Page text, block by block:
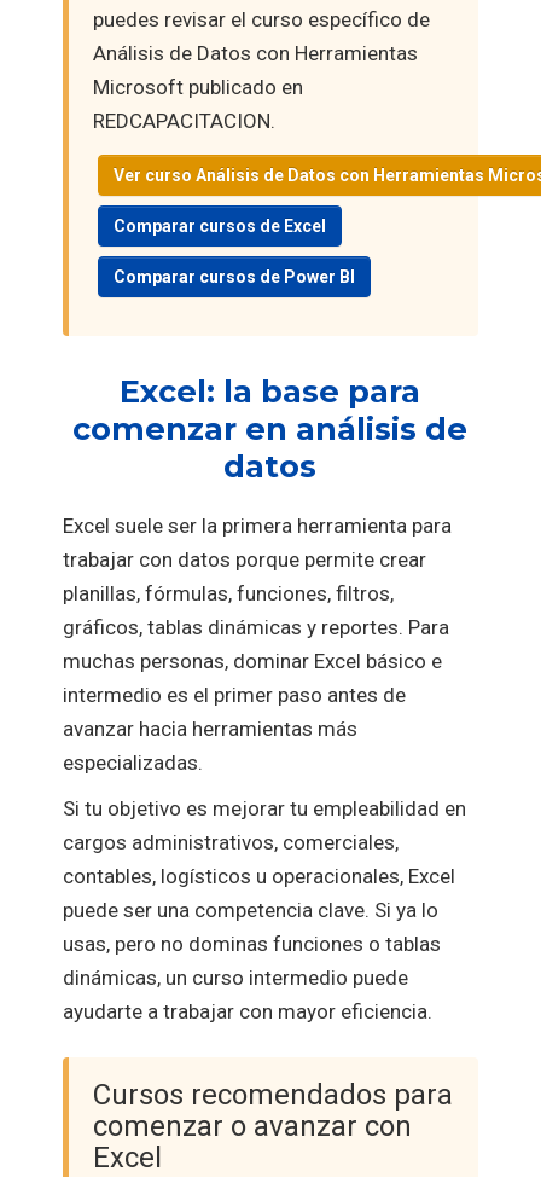
puedes revisar el curso específico de
Análisis de Datos con Herramientas
Microsoft publicado en
REDCAPACITACION.
Ver curso Análisis de Datos con Herramientas
Comparar cursos de Excel
Comparar cursos de Power BI
Excel: la base para
comenzar en análisis de
datos
Excel suele ser la primera herramienta para
trabajar con datos porque permite crear
planillas, fórmulas, funciones, filtros,
gráficos, tablas dinámicas y reportes. Para
muchas personas, dominar Excel básico e
intermedio es el primer paso antes de
avanzar hacia herramientas más
especializadas.
Si tu objetivo es mejorar tu empleabilidad en
cargos administrativos, comerciales,
contables, logísticos u operacionales, Excel
puede ser una competencia clave. Si ya lo
usas, pero no dominas funciones o tablas
dinámicas, un curso intermedio puede
ayudarte a trabajar con mayor eficiencia.
Cursos recomendados para
comenzar o avanzar con
Excel